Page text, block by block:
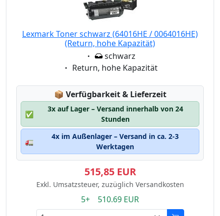
Lexmark Toner schwarz (64016HE / 0064016HE)
(Return, hohe Kapazität)
Eigenschaft:
schwarz
Eigenschaft:
Return, hohe Kapazität
📦 Lagerstatus:
Verfügbarkeit & Lieferzeit
✅
3x auf Lager – Versand innerhalb von 24
Stunden
🚛
4x im Außenlager – Versand in ca. 2-3
Werktagen
515,85 EUR
Exkl. Umsatzsteuer, zuzüglich Versandkosten
5+ 510.69 EUR